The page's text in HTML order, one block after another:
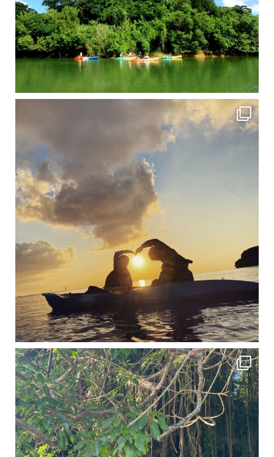
修学旅行シーズンも終わり、一気に冷え込んできました。 2025年今年もあっという間に終
12月に入り、沖縄も流石に半袖では過ごせなくなってきました
ですが、日中はまだ20℃